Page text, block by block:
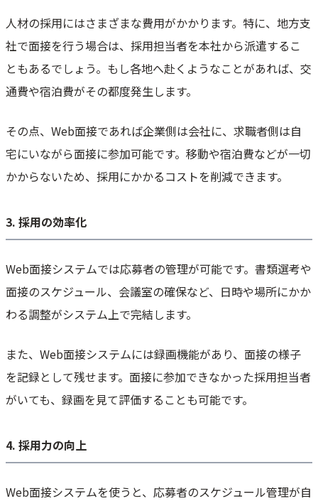
人材の採用にはさまざまな費用がかかります。特に、地方支
社で面接を行う場合は、採用担当者を本社から派遣するこ
ともあるでしょう。もし各地へ赴くようなことがあれば、交
通費や宿泊費がその都度発生します。
その点、Web面接であれば企業側は会社に、求職者側は自
宅にいながら面接に参加可能です。移動や宿泊費などが一切
かからないため、採用にかかるコストを削減できます。
3. 採用の効率化
Web面接システムでは応募者の管理が可能です。書類選考や
面接のスケジュール、会議室の確保など、日時や場所にかか
わる調整がシステム上で完結します。
また、Web面接システムには録画機能があり、面接の様子
を記録として残せます。面接に参加できなかった採用担当者
がいても、録画を見て評価することも可能です。
4. 採用力の向上
Web面接システムを使うと、応募者のスケジュール管理が自